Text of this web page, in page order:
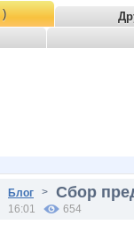
)
Блог > Сбор
16:01 654